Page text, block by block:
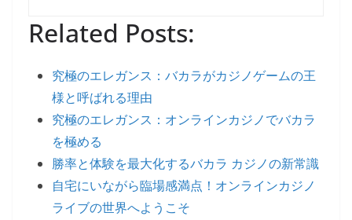
Related Posts:
究極のエレガンス：バカラがカジノゲームの王
様と呼ばれる理由
究極のエレガンス：オンラインカジノでバカラ
を極める
勝率と体験を最大化するバカラ カジノの新常識
自宅にいながら臨場感満点！オンラインカジノ
ライブの世界へようこそ